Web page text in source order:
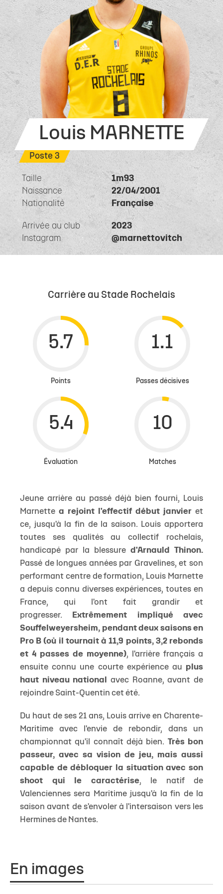
Louis MARNETTE
Poste 3
Taille
1m93
Naissance
22/04/2001
Nationalité
Française
Arrivée au club
2023
Instagram
@marnettovitch
Carrière au Stade Rochelais
Points Passes décisives
Évaluation Matches
Jeune arrière au passé déjà bien fourni, Louis
Marnette a rejoint l'effectif début janvier et
ce, jusqu'à la fin de la saison. Louis apportera
toutes ses qualités au collectif rochelais,
handicapé par la blessure d'Arnauld Thinon.
Passé de longues années par Gravelines, et son
performant centre de formation, Louis Marnette
a depuis connu diverses expériences, toutes en
France, qui l'ont fait grandir et
progresser.
Extrêmement impliqué avec
Souffelweyersheim, pendant deux saisons en
Pro B (où il tournait à 11,9 points, 3,2 rebonds
et 4 passes de moyenne), l'arrière français a
ensuite connu une courte expérience au plus
haut niveau national
avec Roanne, avant de
rejoindre Saint-Quentin cet été.
Du haut de ses 21 ans, Louis arrive en Charente-
Maritime avec l'envie de rebondir, dans un
championnat qu'il connaît déjà bien. Très bon
passeur, avec sa vision de jeu, mais aussi
capable de débloquer la situation avec son
shoot qui le caractérise, le natif de
Valenciennes sera Maritime jusqu'à la fin de la
saison avant de s'envoler à l'intersaison vers les
Hermines de Nantes.
En images